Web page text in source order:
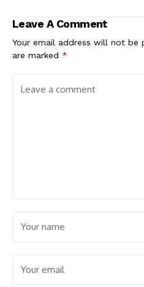
Leave A Comment
Your email address will not be
are marked *